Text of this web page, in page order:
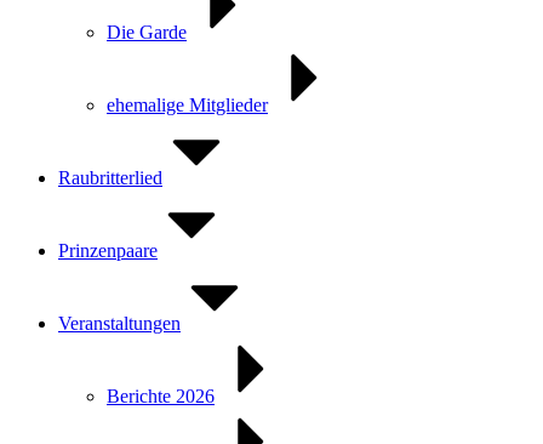
Die Garde
ehemalige Mitglieder
Raubritterlied
Prinzenpaare
Veranstaltungen
Berichte 2026